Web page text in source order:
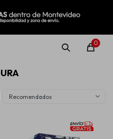
0
Recomendados
MI CUENTA
Rolling Repuestos